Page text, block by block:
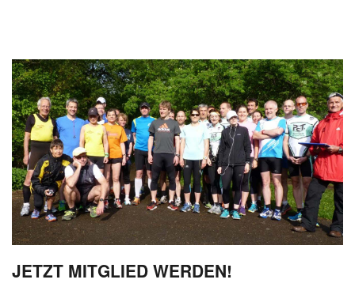
JETZT MITGLIED WERDEN!